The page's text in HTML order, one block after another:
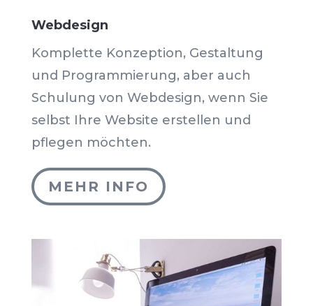
Webdesign
Komplette Konzeption, Gestaltung
und Programmierung, aber auch
Schulung von Webdesign, wenn Sie
selbst Ihre Website erstellen und
pflegen möchten.
MEHR INFO